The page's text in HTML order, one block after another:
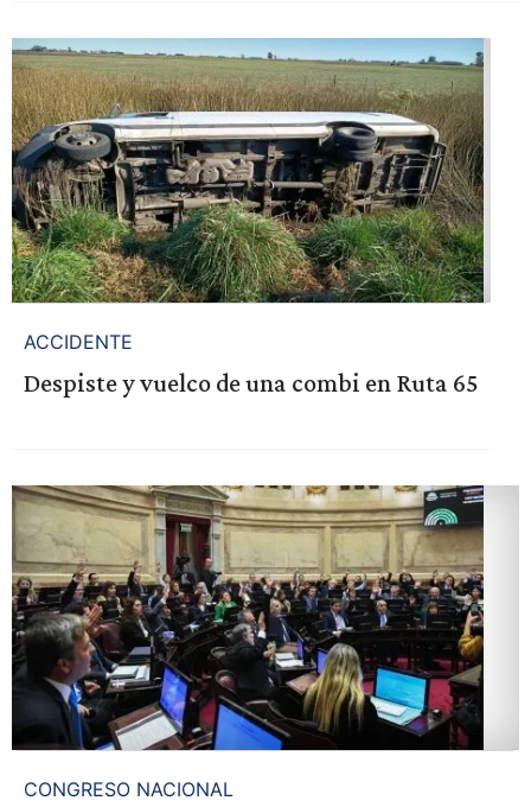
ACCIDENTE
Despiste y vuelco de una combi en Ruta 65
CONGRESO NACIONAL